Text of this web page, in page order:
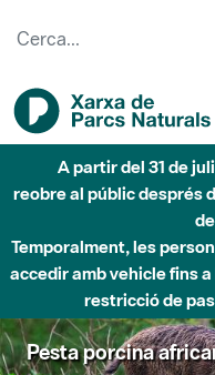
A partir del 31 de
reobre al públic després
Temporalment, les
accedir amb vehicle fins
restricció de
Pesta porcina